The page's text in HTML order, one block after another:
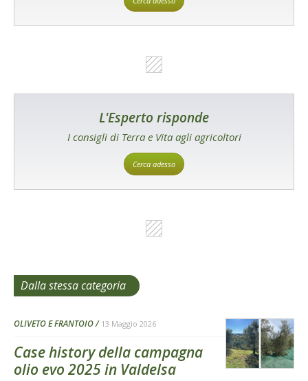
L'Esperto risponde
I consigli di Terra e Vita agli agricoltori
Cerca adesso
Dalla stessa categoria
OLIVETO E FRANTOIO 13 Maggio 2026
Case history della campagna
olio evo 2025 in Valdelsa